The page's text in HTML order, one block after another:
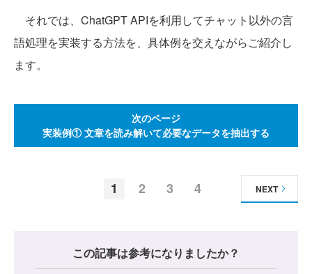
それでは、ChatGPT APIを利用してチャット以外の言
語処理を実装する方法を、具体例を交えながらご紹介し
ます。
次のページ
実装例① 文章を読み解いて必要なデータを抽出する
1 2 3 4 NEXT
この記事は参考になりましたか？